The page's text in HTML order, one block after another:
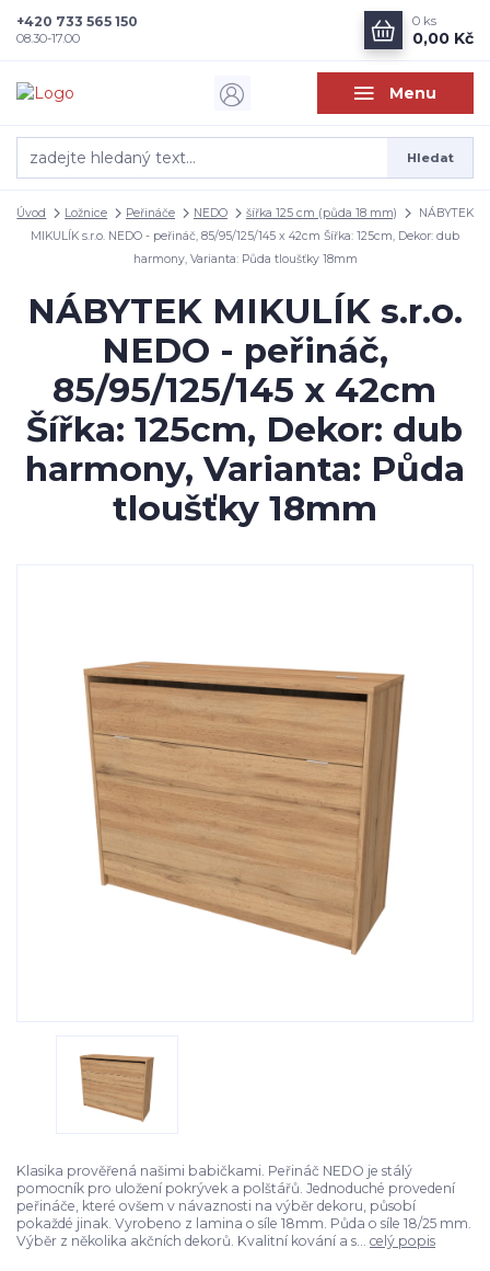
Menu
Hledat
+420 733 565 150
08.30-17.00
0 ks
0,00 Kč
Úvod Ložnice Peřináče NEDO šířka 125 cm (půda 18 mm)
NÁBYTEK
MIKULÍK s.r.o. NEDO - peřináč, 85/95/125/145 x 42cm Šířka: 125cm, Dekor: dub
harmony, Varianta: Půda tloušťky 18mm
NÁBYTEK MIKULÍK s.r.o.
NEDO - peřináč,
85/95/125/145 x 42cm
Šířka: 125cm, Dekor: dub
harmony, Varianta: Půda
tloušťky 18mm
Klasika prověřená našimi babičkami. Peřináč NEDO je stálý
pomocník pro uložení pokrývek a polštářů. Jednoduché provedení
peřináče, které ovšem v návaznosti na výběr dekoru, působí
pokaždé jinak. Vyrobeno z lamina o síle 18mm. Půda o síle 18/25 mm.
Výběr z několika akčních dekorů. Kvalitní kování a s... celý popis